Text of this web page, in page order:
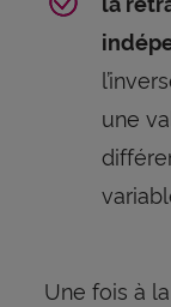
une
Une fois à